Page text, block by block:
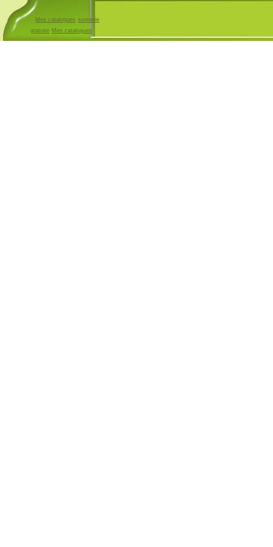
Mes catalogues sonnerie
gratuite Mes catalogues